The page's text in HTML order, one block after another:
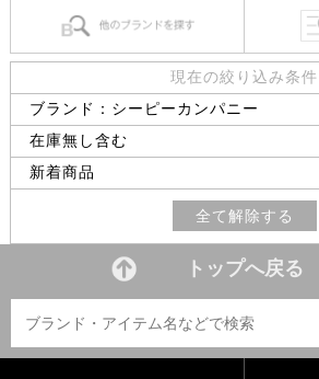
現在の絞り込み条件
ブランド：シーピーカンパニー
在庫無し含む
新着商品
全て解除する
トップへ戻る